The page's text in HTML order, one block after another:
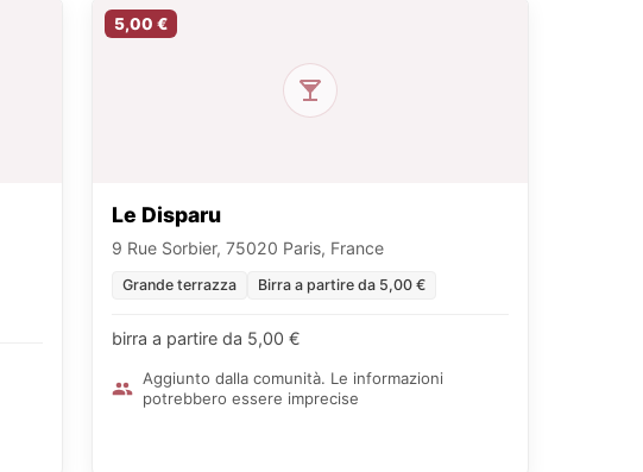
5,00 €
Le Disparu
9 Rue Sorbier, 75020 Paris, France
Grande terrazza Birra a partire da 5,00 €
birra a partire da 5,00 €
Aggiunto dalla comunità. Le informazioni
potrebbero essere imprecise